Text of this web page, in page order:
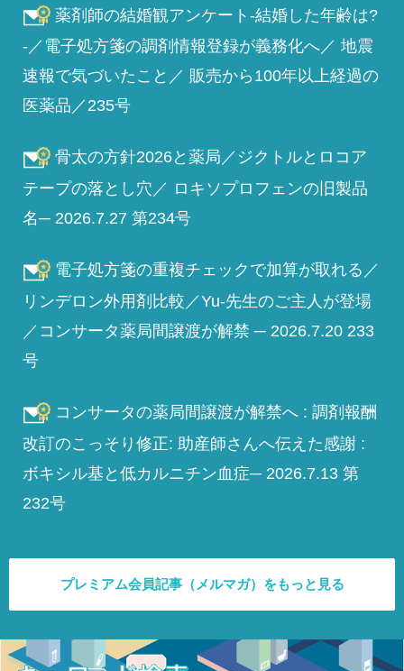
薬剤師の結婚観アンケート-結婚した年齢は?
-／電子処方箋の調剤情報登録が義務化へ／ 地震
速報で気づいたこと／ 販売から100年以上経過の
医薬品／235号
骨太の方針2026と薬局／ジクトルとロコア
テープの落とし穴／ ロキソプロフェンの旧製品
名─ 2026.7.27 第234号
電子処方箋の重複チェックで加算が取れる／
リンデロン外用剤比較／Yu-先生のご主人が登場
／コンサータ薬局間譲渡が解禁 ─ 2026.7.20 233
号
コンサータの薬局間譲渡が解禁へ : 調剤報酬
改訂のこっそり修正: 助産師さんへ伝えた感謝 :
ボキシル基と低カルニチン血症─ 2026.7.13 第
232号
プレミアム会員記事（メルマガ）をもっと見る